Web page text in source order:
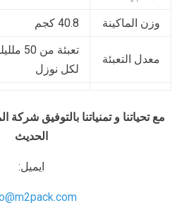
وزن الماكينة 40.8 كجم
معدل التعبئة
لكل نوزل
مع تحياتنا و تمنياتنا بالتوفيق
الحديث
ايميل: